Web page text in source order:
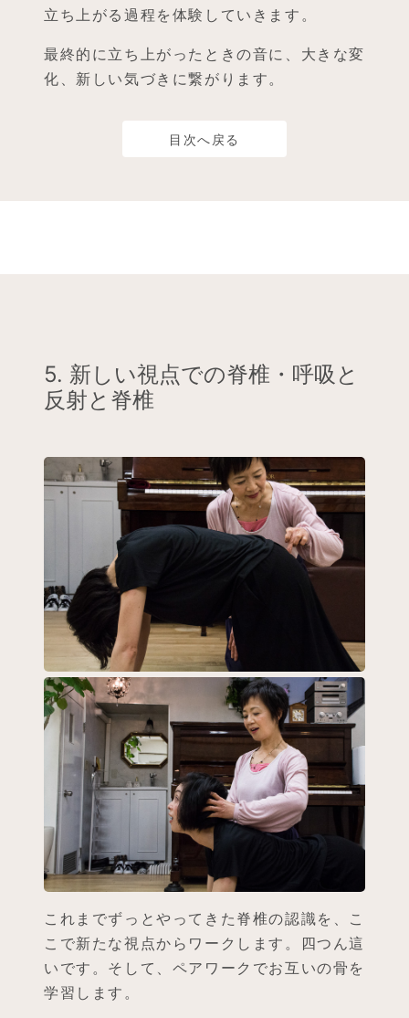
立ち上がる過程を体験していきます。
最終的に立ち上がったときの音に、大きな変
化、新しい気づきに繋がります。
目次へ戻る
5. 新しい視点での脊椎・呼吸と
反射と脊椎
これまでずっとやってきた脊椎の認識を、こ
こで新たな視点からワークします。四つん這
いです。そして、ペアワークでお互いの骨を
学習します。